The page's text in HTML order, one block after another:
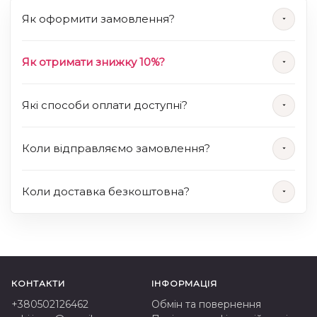
Як оформити замовлення?
Як отримати знижку 10%?
Які способи оплати доступні?
Коли відправляємо замовлення?
Коли доставка безкоштовна?
КОНТАКТИ
+380502126462
ІНФОРМАЦІЯ
Обмін та повернення